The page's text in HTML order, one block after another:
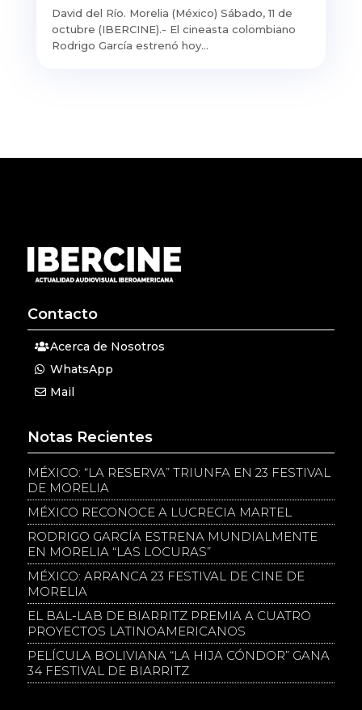
David del Río. Morelia (México) Sábado, 11 de
octubre (IBERCINE).- El cineasta colombiano
Rodrigo García estrenó hoy...
Contacto
Acerca de Nosotros
WhatsApp
Mail
Notas Recientes
MÉXICO: “LA RESERVA” TRIUNFA EN 23 FESTIVAL
DE MORELIA
MÉXICO RECONOCE A LUCRECIA MARTEL
RODRIGO GARCÍA ESTRENA MUNDIALMENTE
EN MORELIA “LAS LOCURAS”
MÉXICO: ARRANCA 23 FESTIVAL DE CINE DE
MORELIA
EL BAL-LAB DE BIARRITZ PREMIA A CUATRO
PROYECTOS LATINOAMERICANOS
PELÍCULA BOLIVIANA “LA HIJA CÓNDOR” GANA
34 FESTIVAL DE BIARRITZ